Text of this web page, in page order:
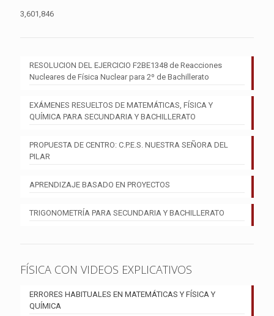
3,601,846
RESOLUCION DEL EJERCICIO F2BE1348 de Reacciones
Nucleares de Física Nuclear para 2º de Bachillerato
EXÁMENES RESUELTOS DE MATEMÁTICAS, FÍSICA Y
QUÍMICA PARA SECUNDARIA Y BACHILLERATO
PROPUESTA DE CENTRO: C.P.E.S. NUESTRA SEÑORA DEL
PILAR
APRENDIZAJE BASADO EN PROYECTOS
TRIGONOMETRÍA PARA SECUNDARIA Y BACHILLERATO
FÍSICA CON VIDEOS EXPLICATIVOS
ERRORES HABITUALES EN MATEMÁTICAS Y FÍSICA Y
QUÍMICA